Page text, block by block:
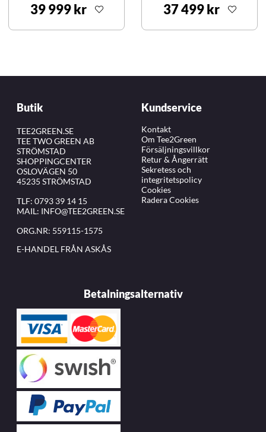
39 999 kr 37 499 kr
Butik
TEE2GREEN.SE
TEE TWO GREEN AB
STRÖMSTAD
SHOPPINGCENTER
OSLOVÄGEN 50
45235 STRÖMSTAD
TLF: 0793 39 14 15
MAIL: INFO@TEE2GREEN.SE
ORG.NR: 559115-1575
E-HANDEL FRÅN ASKÅS
Kundservice
Kontakt
Om Tee2Green
Försäljningsvillkor
Retur & Ångerrätt
Sekretess och
integritetspolicy
Cookies
Radera Cookies
Betalningsalternativ